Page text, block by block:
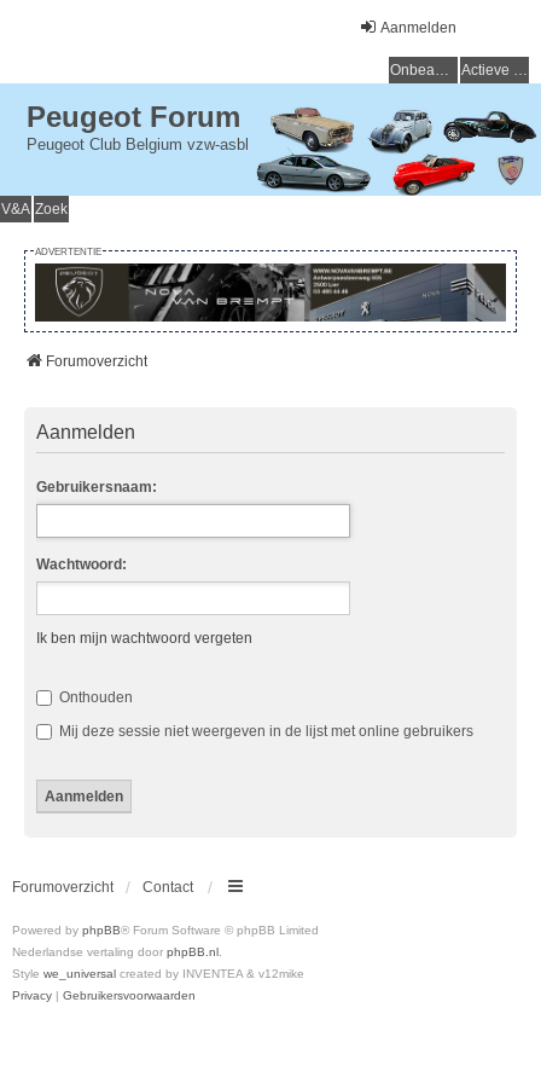
Aanmelden
Onbeantwoorde onderwerpen Actieve onderwerpen
Peugeot Forum
Peugeot Club Belgium vzw-asbl
V&A Zoek
ADVERTENTIE
Forumoverzicht
Aanmelden
Gebruikersnaam:
Wachtwoord:
Ik ben mijn wachtwoord vergeten
Onthouden
Mij deze sessie niet weergeven in de lijst met online gebruikers
Forumoverzicht Contact
Powered by phpBB® Forum Software © phpBB Limited
Nederlandse vertaling door phpBB.nl.
Style we_universal created by INVENTEA & v12mike
Privacy | Gebruikersvoorwaarden